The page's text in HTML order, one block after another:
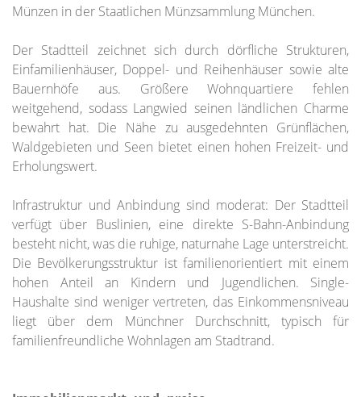
Münzen in der Staatlichen Münzsammlung München.
Der Stadtteil zeichnet sich durch dörfliche Strukturen,
Einfamilienhäuser, Doppel- und Reihenhäuser sowie alte
Bauernhöfe aus. Größere Wohnquartiere fehlen
weitgehend, sodass Langwied seinen ländlichen Charme
bewahrt hat. Die Nähe zu ausgedehnten Grünflächen,
Waldgebieten und Seen bietet einen hohen Freizeit- und
Erholungswert.
Infrastruktur und Anbindung sind moderat: Der Stadtteil
verfügt über Buslinien, eine direkte S-Bahn-Anbindung
besteht nicht, was die ruhige, naturnahe Lage unterstreicht.
Die Bevölkerungsstruktur ist familienorientiert mit einem
hohen Anteil an Kindern und Jugendlichen. Single-
Haushalte sind weniger vertreten, das Einkommensniveau
liegt über dem Münchner Durchschnitt, typisch für
familienfreundliche Wohnlagen am Stadtrand.